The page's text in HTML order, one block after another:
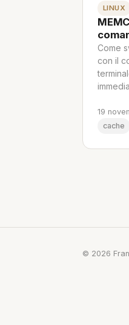
LINUX
Come
con il
19
cache
© 2026